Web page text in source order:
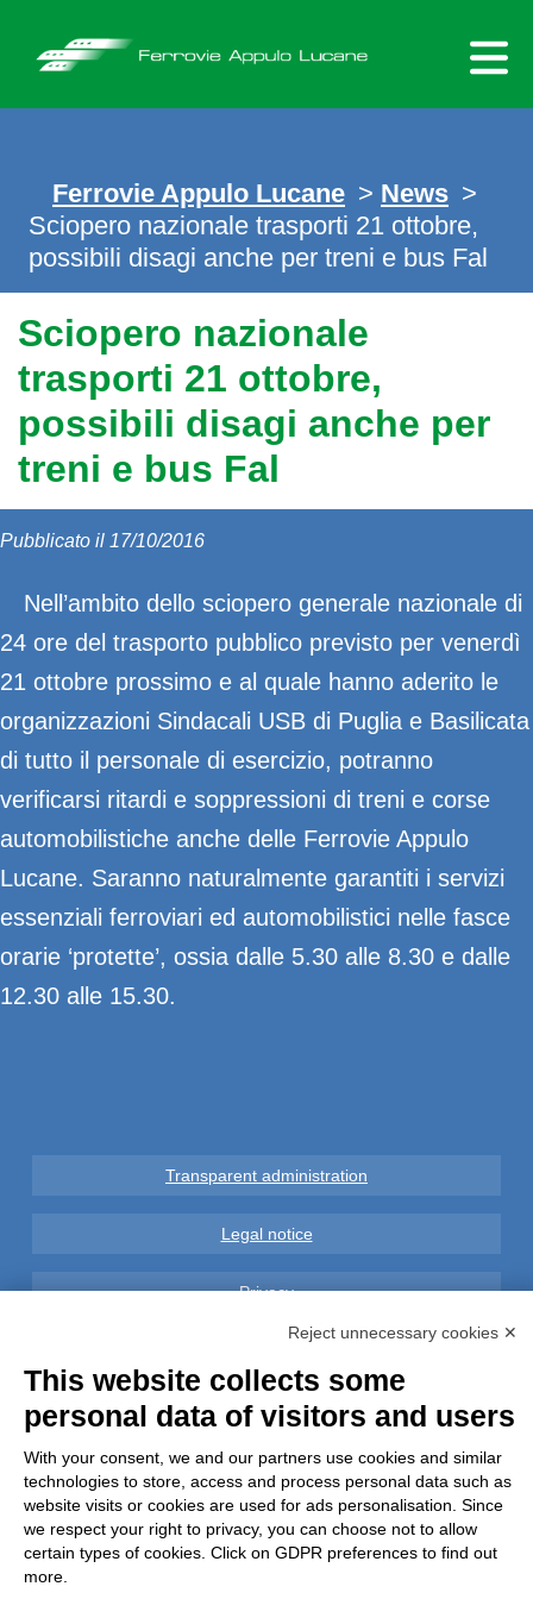
content
Ferrovie Appulo Lucane > News >
Sciopero nazionale trasporti 21 ottobre,
possibili disagi anche per treni e bus Fal
Sciopero nazionale
trasporti 21 ottobre,
possibili disagi anche per
treni e bus Fal
Pubblicato il 17/10/2016
Nell’ambito dello sciopero generale nazionale di
24 ore del trasporto pubblico previsto per venerdì
21 ottobre prossimo e al quale hanno aderito le
organizzazioni Sindacali USB di Puglia e Basilicata
di tutto il personale di esercizio, potranno
verificarsi ritardi e soppressioni di treni e corse
automobilistiche anche delle Ferrovie Appulo
Lucane. Saranno naturalmente garantiti i servizi
essenziali ferroviari ed automobilistici nelle fasce
orarie ‘protette’, ossia dalle 5.30 alle 8.30 e dalle
12.30 alle 15.30.
Transparent administration
Legal notice
Privacy
Complaints
Refunds and Indemnities
Contacts
Reject unnecessary cookies ✕
This website collects some
personal data of visitors and users
With your consent, we and our partners use cookies and similar
technologies to store, access and process personal data such as
website visits or cookies are used for ads personalisation. Since
we respect your right to privacy, you can choose not to allow
certain types of cookies. Click on GDPR preferences to find out
more.